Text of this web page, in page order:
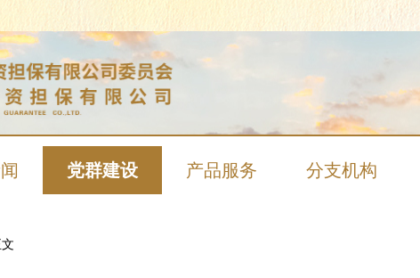
党群建设 产品服务 分支机构